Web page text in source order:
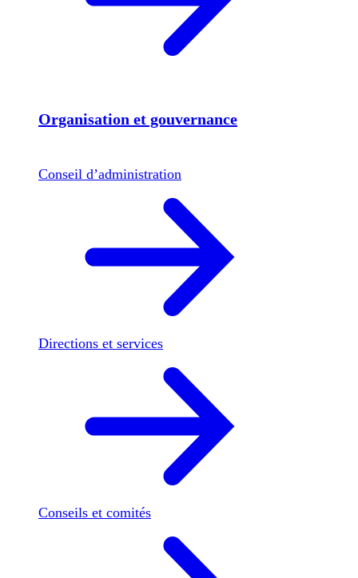
Organisation et gouvernance
Conseil d’administration
Directions et services
Conseils et comités